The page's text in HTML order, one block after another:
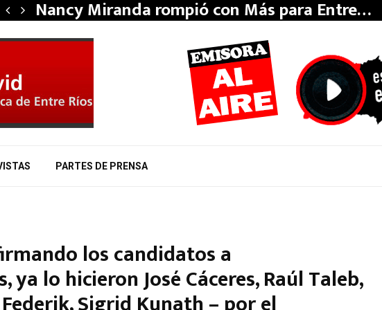
Nancy Miranda rompió con Más para Entre…
PARTES DE PRENSA
los candidatos a
ya lo hicieron José Cáceres, Raúl Taleb,